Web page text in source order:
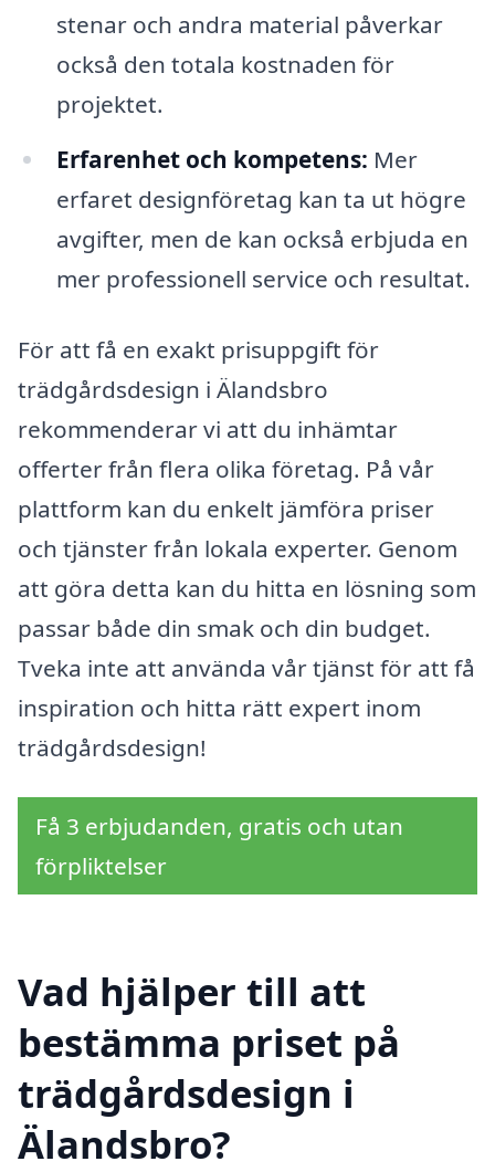
stenar och andra material påverkar
också den totala kostnaden för
projektet.
Erfarenhet och kompetens: Mer
erfaret designföretag kan ta ut högre
avgifter, men de kan också erbjuda en
mer professionell service och resultat.
För att få en exakt prisuppgift för
trädgårdsdesign i Älandsbro
rekommenderar vi att du inhämtar
offerter från flera olika företag. På vår
plattform kan du enkelt jämföra priser
och tjänster från lokala experter. Genom
att göra detta kan du hitta en lösning som
passar både din smak och din budget.
Tveka inte att använda vår tjänst för att få
inspiration och hitta rätt expert inom
trädgårdsdesign!
Få 3 erbjudanden, gratis och utan
förpliktelser
Vad hjälper till att
bestämma priset på
trädgårdsdesign i
Älandsbro?